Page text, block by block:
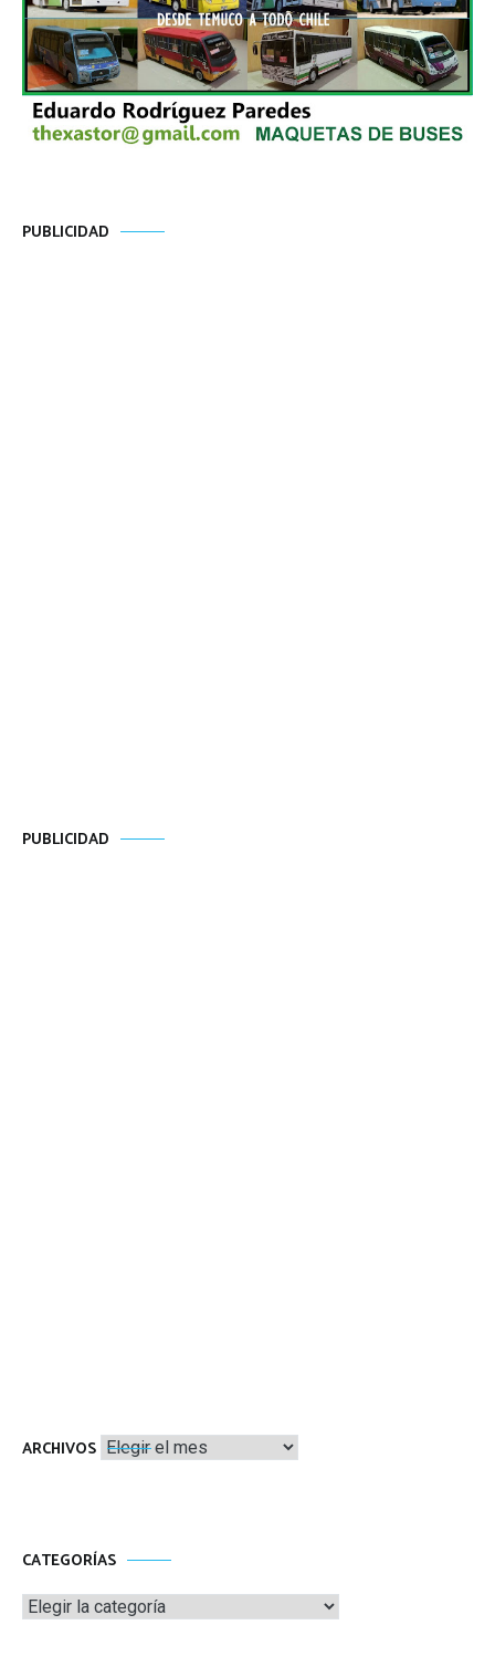
PUBLICIDAD
PUBLICIDAD
ARCHIVOS Archivos
CATEGORÍAS
Categorías